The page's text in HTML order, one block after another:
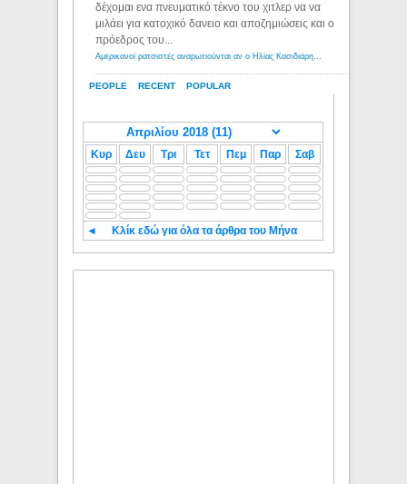
PEOPLE RECENT POPULAR
δέχομαι ενα πνευματικό τέκνο του χιτλερ να να
μιλάει για κατοχικό δανειο και αποζημιώσεις και ο
πρόεδρος του...
Αμερικανοί ρατσιστές αναρωτιούνται αν ο Ηλίας Κασιδιάρης ανήκει στη λευκή φυλή... - Λόγιος Ερμής
Κυρ Δευ Τρι Τετ Πεμ Παρ Σαβ
◄ Κλίκ εδώ για όλα τα άρθρα του Μήνα